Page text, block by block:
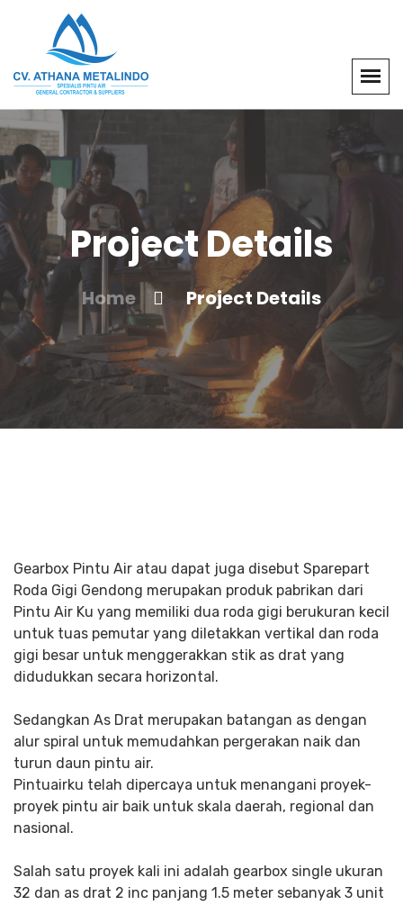
Project Details
Home Project Details
Gearbox Pintu Air atau dapat juga disebut Sparepart
Roda Gigi Gendong merupakan produk pabrikan dari
Pintu Air Ku yang memiliki dua roda gigi berukuran kecil
untuk tuas pemutar yang diletakkan vertikal dan roda
gigi besar untuk menggerakkan stik as drat yang
didudukkan secara horizontal.
Sedangkan As Drat merupakan batangan as dengan
alur spiral untuk memudahkan pergerakan naik dan
turun daun pintu air.
Pintuairku telah dipercaya untuk menangani proyek-
proyek pintu air baik untuk skala daerah, regional dan
nasional.
Salah satu proyek kali ini adalah gearbox single ukuran
32 dan as drat 2 inc panjang 1.5 meter sebanyak 3 unit